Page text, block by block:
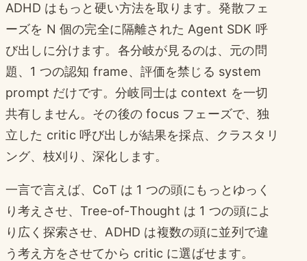
ADHD はもっと硬い方法を取ります。発散フェ
ーズを N 個の完全に隔離された Agent SDK 呼
び出しに分けます。各分岐が見るのは、元の問
題、1 つの認知 frame、評価を禁じる system
prompt だけです。分岐同士は context を一切
共有しません。その後の focus フェーズで、独
立した critic 呼び出しが結果を採点、クラスタリ
ング、枝刈り、深化します。
一言で言えば、CoT は 1 つの頭にもっとゆっく
り考えさせ、Tree-of-Thought は 1 つの頭によ
り広く探索させ、ADHD は複数の頭に並列で違
う考え方をさせてから critic に選ばせます。